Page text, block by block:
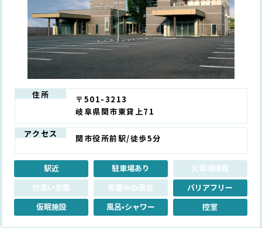
住所
〒501-3213
岐阜県関市東貸上71
アクセス 関市役所前駅/徒歩5分
駅近 駐車場あり
火葬場併設
付添い安置
安置中の面会
バリアフリー
仮眠施設
風呂•シャワー 控室